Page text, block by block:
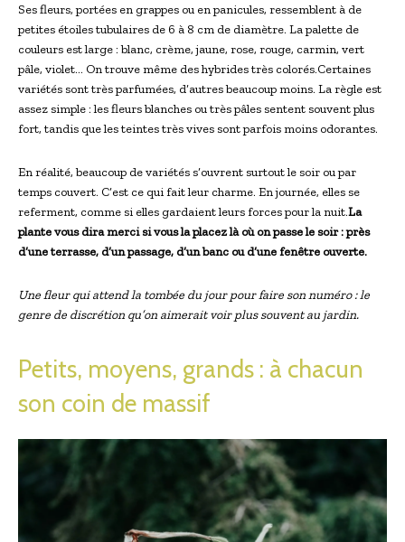
Ses fleurs, portées en grappes ou en panicules, ressemblent à de
petites étoiles tubulaires de 6 à 8 cm de diamètre. La palette de
couleurs est large : blanc, crème, jaune, rose, rouge, carmin, vert
pâle, violet… On trouve même des hybrides très colorés.Certaines
variétés sont très parfumées, d’autres beaucoup moins. La règle est
assez simple : les fleurs blanches ou très pâles sentent souvent plus
fort, tandis que les teintes très vives sont parfois moins odorantes.
En réalité, beaucoup de variétés s’ouvrent surtout le soir ou par
temps couvert. C’est ce qui fait leur charme. En journée, elles se
referment, comme si elles gardaient leurs forces pour la nuit.La
plante vous dira merci si vous la placez là où on passe le soir : près
d’une terrasse, d’un passage, d’un banc ou d’une fenêtre ouverte.
Une fleur qui attend la tombée du jour pour faire son numéro : le
genre de discrétion qu’on aimerait voir plus souvent au jardin.
Petits, moyens, grands : à chacun
son coin de massif